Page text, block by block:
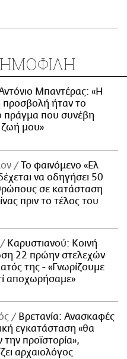
Μπαντέρας: «Η
προσβολή ήταν το
πράγμα που συνέβη
ζωή μου»
Το φαινόμενο «Ελ
να οδηγήσει 50
σε κατάσταση
πριν το τέλος του
Καρυστιανού: Κοινή
22 πρώην στελεχών
της - «Γνωρίζουμε
αποχωρήσαμε»
Βρετανία: Ανασκαφές
εγκατάσταση «θα
προϊστορία»,
αρχαιολόγος